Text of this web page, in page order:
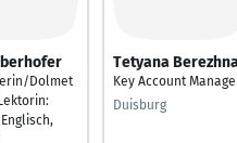
Dolmet
Tetyana
Key Account
Duisburg